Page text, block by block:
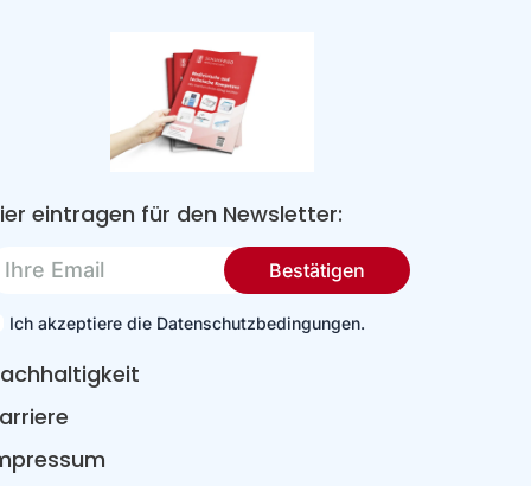
eintragen für den Newsletter:
Ich akzeptiere die Datenschutzbedingungen.
Bestätigen